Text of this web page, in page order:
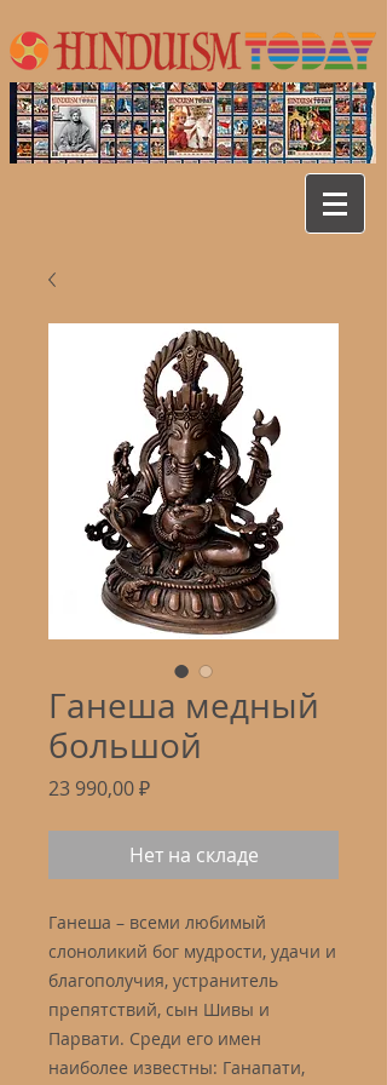
Ганеша медный
большой
23 990,00 ₽Цена
Нет на складе
Ганеша – всеми любимый
слоноликий бог мудрости, удачи и
благополучия, устранитель
препятствий, сын Шивы и
Парвати. Среди его имен
наиболее известны: Ганапати,